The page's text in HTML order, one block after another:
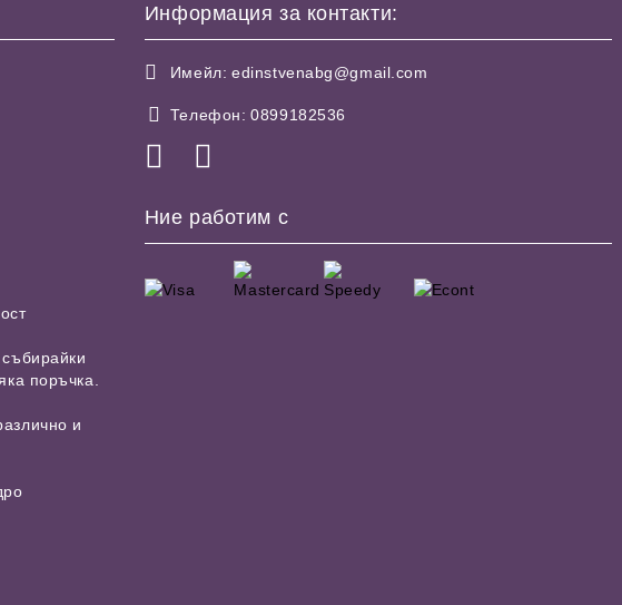
поръчка.
и
Информация за контакти:
Имейл: edinstvenabg@gmail.com
Телефон: 0899182536
Ние работим с